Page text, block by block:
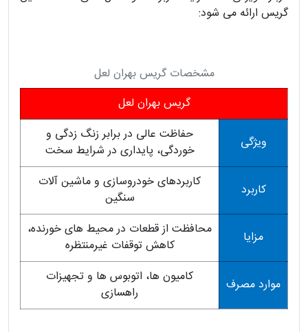
گریس ارائه می شود:
مشخصات گریس بهران لعل
گریس بهران لعل
ویژگی
حفاظت عالی در برابر زنگ زدگی و
خوردگی، پایداری در شرایط سخت
کاربرد
کاربردهای خودروسازی و ماشین آلات
سنگین
مزایا
محافظت از قطعات در محیط های خورنده،
کاهش توقفات غیرمنتظره
موارد مصرف
کامیون ها، اتوبوس ها و تجهیزات
راهسازی